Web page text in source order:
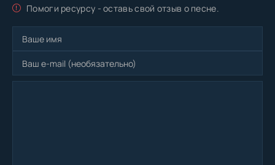
Помоги ресурсу - оставь свой отзыв о песне.